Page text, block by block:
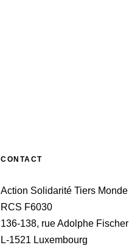
CONTACT
Action Solidarité Tiers Monde
RCS F6030
136-138, rue Adolphe Fischer
L-1521 Luxembourg